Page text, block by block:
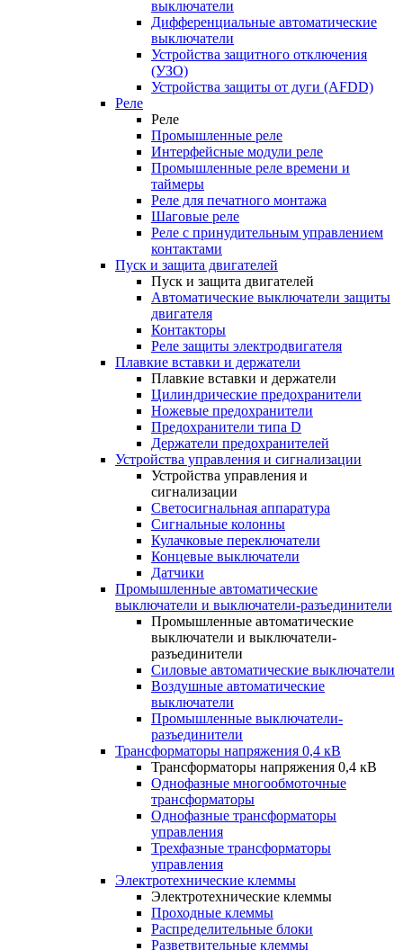
выключатели
Дифференциальные автоматические
выключатели
Устройства защитного отключения
(УЗО)
Устройства защиты от дуги (AFDD)
Реле
Реле
Промышленные реле
Интерфейсные модули реле
Промышленные реле времени и
таймеры
Реле для печатного монтажа
Шаговые реле
Реле с принудительным управлением
контактами
Пуск и защита двигателей
Пуск и защита двигателей
Автоматические выключатели защиты
двигателя
Контакторы
Реле защиты электродвигателя
Плавкие вставки и держатели
Плавкие вставки и держатели
Цилиндрические предохранители
Ножевые предохранители
Предохранители типа D
Держатели предохранителей
Устройства управления и сигнализации
Устройства управления и
сигнализации
Светосигнальная аппаратура
Сигнальные колонны
Кулачковые переключатели
Концевые выключатели
Датчики
Промышленные автоматические
выключатели и выключатели-разъединители
Промышленные автоматические
выключатели и выключатели-
разъединители
Силовые автоматические выключатели
Воздушные автоматические
выключатели
Промышленные выключатели-
разъединители
Трансформаторы напряжения 0,4 кВ
Трансформаторы напряжения 0,4 кВ
Однофазные многообмоточные
трансформаторы
Однофазные трансформаторы
управления
Трехфазные трансформаторы
управления
Электротехнические клеммы
Электротехнические клеммы
Проходные клеммы
Распределительные блоки
Разветвительные клеммы